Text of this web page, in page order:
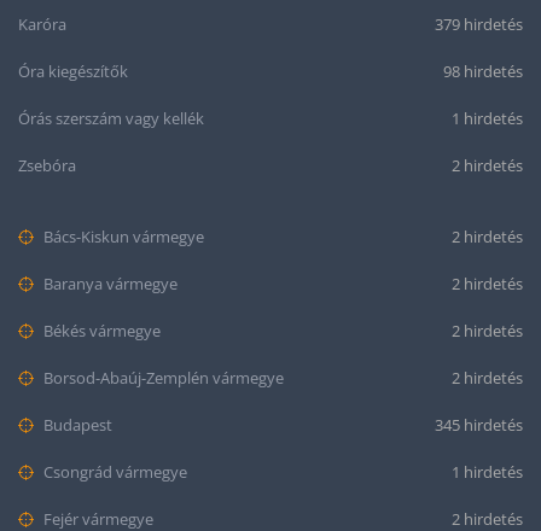
Karóra 379 hirdetés
Óra kiegészítők 98 hirdetés
Órás szerszám vagy kellék 1 hirdetés
Zsebóra 2 hirdetés
Bács-Kiskun vármegye 2 hirdetés
Baranya vármegye 2 hirdetés
Békés vármegye 2 hirdetés
Borsod-Abaúj-Zemplén vármegye 2 hirdetés
Budapest 345 hirdetés
Csongrád vármegye 1 hirdetés
Fejér vármegye 2 hirdetés